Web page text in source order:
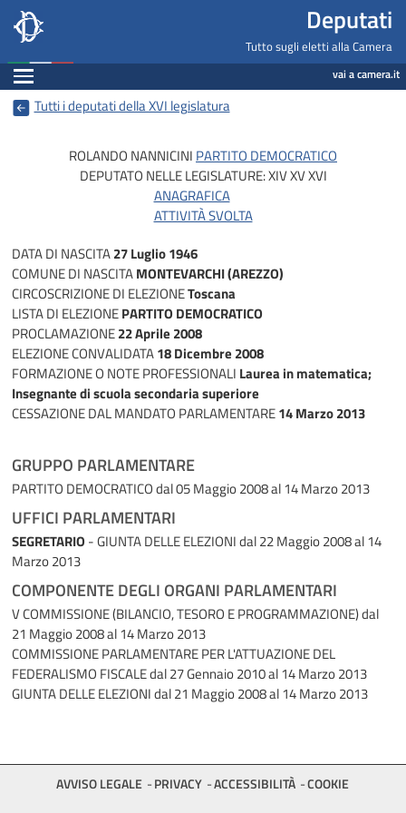
Deputati, Camera dei Deputati -
Salta al contenuto principale
Salta al menu di navigazione Deputati
Tutto sugli eletti alla Camera
Espandi vai a camera.it
Tutti i deputati della XVI legislatura
ROLANDO NANNICINI PARTITO DEMOCRATICO
DEPUTATO NELLE LEGISLATURE:XIVXVXVI
ANAGRAFICA
ATTIVITÀ SVOLTA
DATA DI NASCITA27 Luglio 1946
COMUNE DI NASCITAMONTEVARCHI (AREZZO)
CIRCOSCRIZIONE DI ELEZIONEToscana
LISTA DI ELEZIONEPARTITO DEMOCRATICO
PROCLAMAZIONE22 Aprile 2008
ELEZIONE CONVALIDATA18 Dicembre 2008
FORMAZIONE O NOTE PROFESSIONALI Laurea in matematica;
Insegnante di scuola secondaria superiore
CESSAZIONE DAL MANDATO PARLAMENTARE14 Marzo 2013
GRUPPO PARLAMENTARE
PARTITO DEMOCRATICOdal 05 Maggio 2008 al 14 Marzo 2013
UFFICI PARLAMENTARI
SEGRETARIO - GIUNTA DELLE ELEZIONIdal 22 Maggio 2008 al 14
Marzo 2013
COMPONENTE DEGLI ORGANI PARLAMENTARI
V COMMISSIONE (BILANCIO, TESORO E PROGRAMMAZIONE)dal
21 Maggio 2008 al 14 Marzo 2013
COMMISSIONE PARLAMENTARE PER L'ATTUAZIONE DEL
FEDERALISMO FISCALEdal 27 Gennaio 2010 al 14 Marzo 2013
GIUNTA DELLE ELEZIONIdal 21 Maggio 2008 al 14 Marzo 2013
Navigazione pagine di servizio
AVVISO LEGALE PRIVACY ACCESSIBILITÀ COOKIE
Fine pagina
Salta al contenuto principale
Salta al menu di navigazione
Vai a inizio pagina